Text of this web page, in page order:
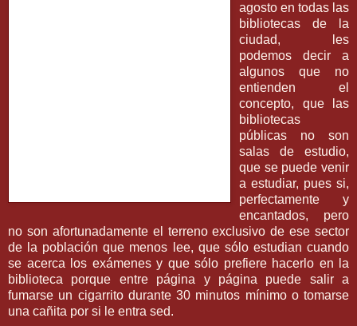
agosto en todas las
bibliotecas de la
ciudad, les
podemos decir a
algunos que no
entienden el
concepto, que las
bibliotecas
públicas no son
salas de estudio,
que se puede venir
a estudiar, pues si,
perfectamente y
encantados, pero
no son afortunadamente el terreno exclusivo de ese sector
de la población que menos lee, que sólo estudian cuando
se acerca los exámenes y que sólo prefiere hacerlo en la
biblioteca porque entre página y página puede salir a
fumarse un cigarrito durante 30 minutos mínimo o tomarse
una cañita por si le entra sed.